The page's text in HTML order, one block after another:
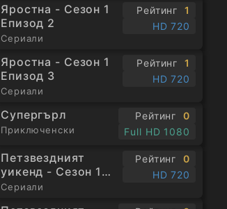
Яростна - Сезон 1
Епизод 2
Сериали
Рейтинг
1
HD 720
Яростна - Сезон 1
Епизод 3
Сериали
Рейтинг
1
HD 720
Супергърл
Приключенски
Рейтинг
0
Full HD 1080
Петзвездният
уикенд - Сезон 1
Епизод 1
Сериали
Рейтинг
0
HD 720